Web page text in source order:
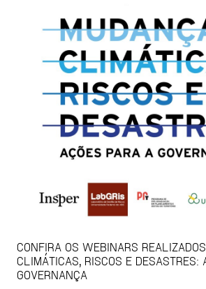
CONFIRA OS WEBINARS
CLIMÁTICAS, RISCOS E DESASTRES:
GOVERNANÇA